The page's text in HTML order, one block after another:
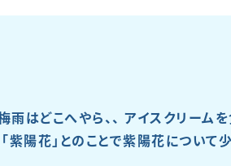
はどこへやら、、 アイスクリーム
紫陽花」とのことで紫陽花につい